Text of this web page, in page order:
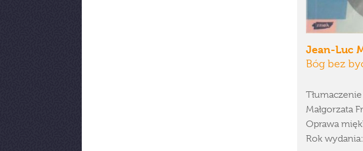
Jean-Luc
Bóg bez
Tłumaczenie
Małgorzata
Oprawa
Rok